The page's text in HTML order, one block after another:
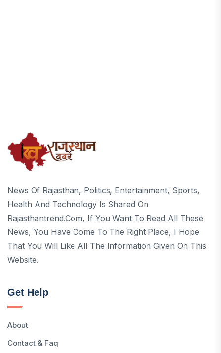
News Of Rajasthan, Politics, Entertainment, Sports,
Health And Technology Is Shared On
Rajasthantrend.com, If You Want To Read All These
News, You Have Come To The Right Place, I Hope
That You Will Like All The Information Given On This
Website.
Get Help
About
Contact & Faq